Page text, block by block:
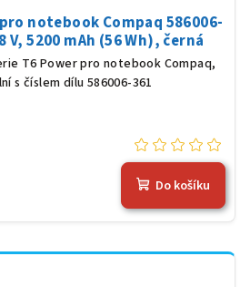
notebook Compaq 586006-
5200 mAh (56 Wh), černá
T6 Power pro notebook Compaq,
s číslem dílu 586006-361
Do košíku